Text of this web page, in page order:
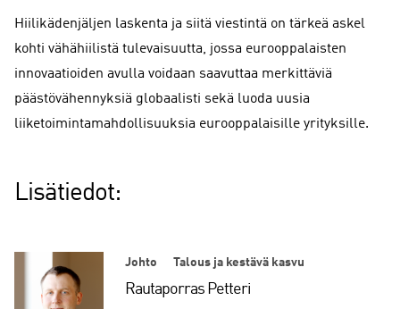
Hiilikädenjäljen laskenta ja siitä viestintä on tärkeä askel
kohti vähähiilistä tulevaisuutta, jossa eurooppalaisten
innovaatioiden avulla voidaan saavuttaa merkittäviä
päästövähennyksiä globaalisti sekä luoda uusia
liiketoimintamahdollisuuksia eurooppalaisille yrityksille.
Lisätiedot:
Johto Talous ja kestävä kasvu
Rautaporras Petteri